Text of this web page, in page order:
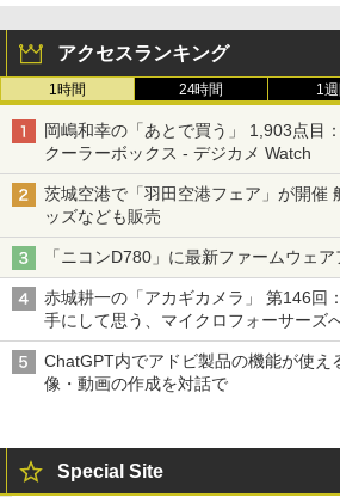
アクセスランキング
1時間 24時間 1
岡嶋和幸の「あとで買う」 1,903点目
クーラーボックス - デジカメ Watch
茨城空港で「羽田空港フェア」が開催
ッズなども販売
「ニコンD780」に最新ファームウェ
赤城耕一の「アカギカメラ」 第146回
手にして思う、マイクロフォーサーズ
ChatGPT内でアドビ製品の機能が使
像・動画の作成を対話で
Special Site